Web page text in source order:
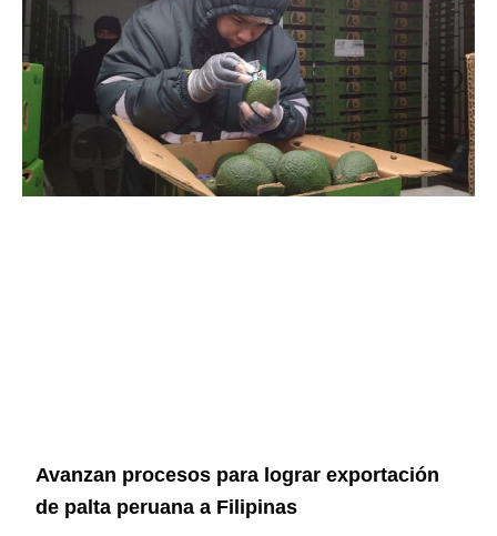
Avanzan procesos para lograr exportación
de palta peruana a Filipinas